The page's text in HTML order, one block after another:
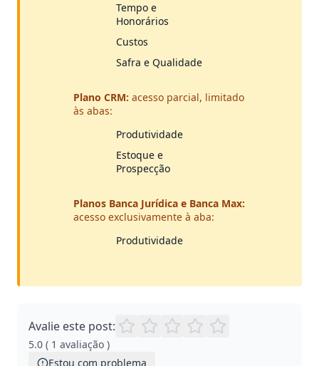
Tempo e
Honorários
Custos
Safra e Qualidade
Plano CRM: acesso parcial, limitado
às abas:
Produtividade
Estoque e
Prospecção
Planos Banca Jurídica e Banca Max:
acesso exclusivamente à aba:
Produtividade
Avalie este post:
5.0 ( 1 avaliação )
Estou com problema